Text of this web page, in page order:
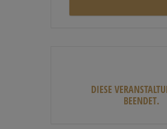
DIESE
BEENDET.